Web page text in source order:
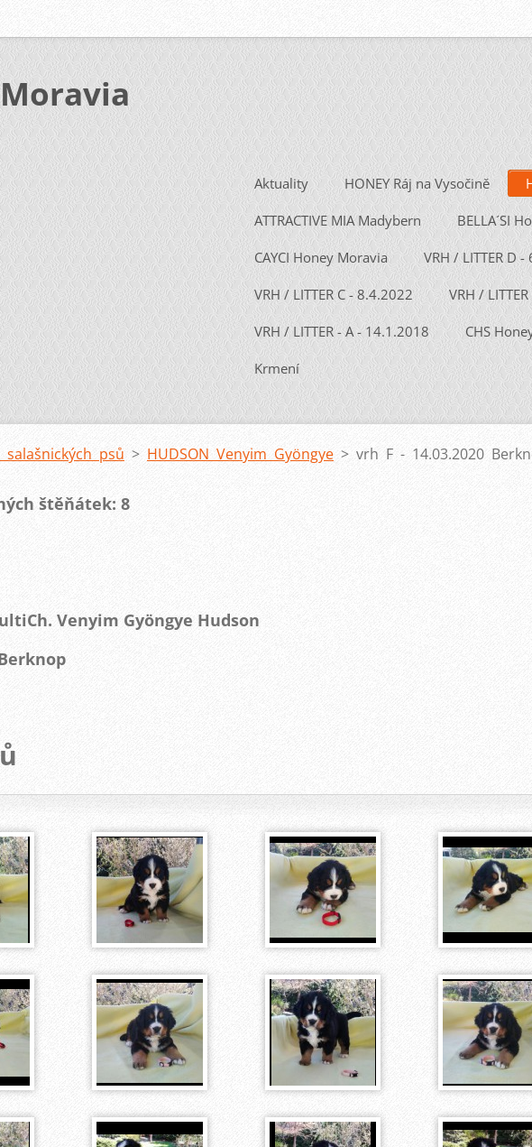
Aktuality HONEY Ráj na Vysočině
ATTRACTIVE MIA Madybern BELLA´SI
CAYCI Honey Moravia VRH / LITTER D
VRH / LITTER C - 8.4.2022 VRH /
VRH / LITTER - A - 14.1.2018 CHS
Krmení
psů > HUDSON Venyim Gyöngye > vrh F - 14.03.2020
štěňátek: 8
Venyim Gyöngye Hudson